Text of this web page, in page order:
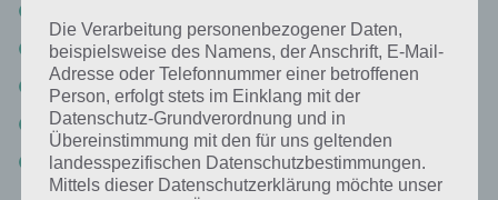
Schlafzimmer
Badezimmer
Moschee
Sauna
Die Verarbeitung personenbezogener Daten,
beispielsweise des Namens, der Anschrift, E-Mail-
Adresse oder Telefonnummer einer betroffenen
Person, erfolgt stets im Einklang mit der
Datenschutz-Grundverordnung und in
Übereinstimmung mit den für uns geltenden
landesspezifischen Datenschutzbestimmungen.
Mittels dieser Datenschutzerklärung möchte unser